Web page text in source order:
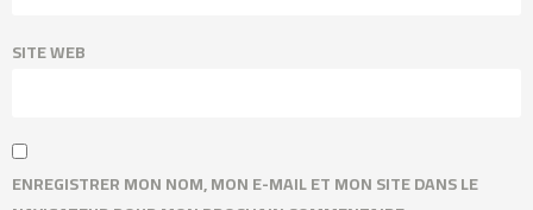
SITE WEB
ENREGISTRER MON NOM, MON E-MAIL ET MON SITE DANS LE